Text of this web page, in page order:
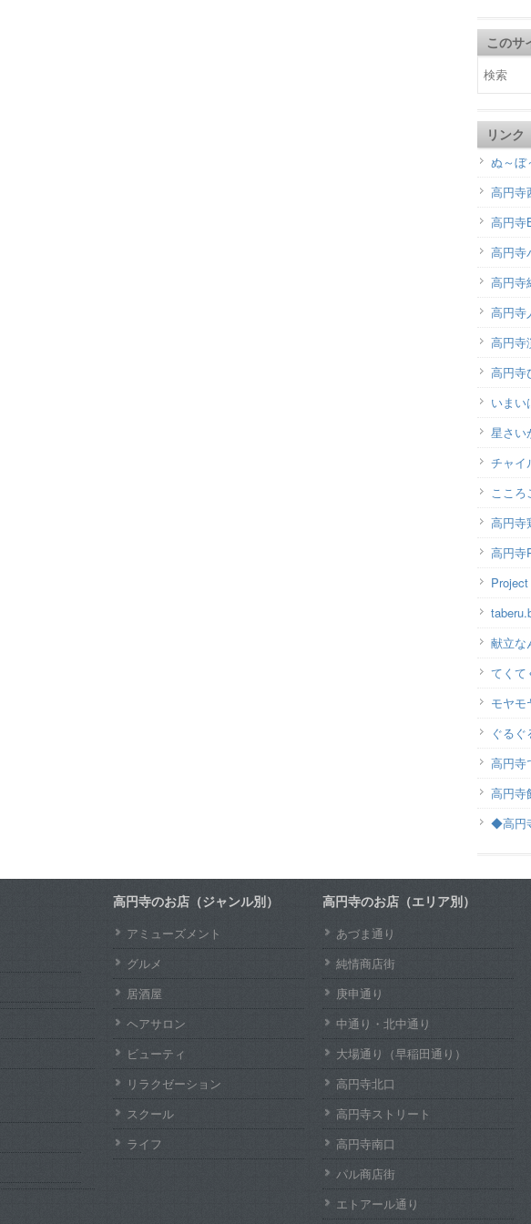
このサ
リンク
ぬ～ぼ
高円寺
高円寺
高円寺
高円寺
高円寺
高円寺
高円寺
いまい
星さい
チャイ
こころ
高円寺
高円寺
献立な
てくて
モヤモ
ぐる
高円寺
高円寺
◆高円
高円寺のお店（ジャンル別）
アミューズメント
グルメ
居酒屋
ヘアサロン
ビューティ
リラクゼーション
スクール
ライフ
高円寺のお店（エリア別）
あづま通り
純情商店街
庚申通り
中通り・北中通り
大場通り（早稲田通り）
高円寺北口
高円寺ストリート
高円寺南口
パル商店街
エトアール通り